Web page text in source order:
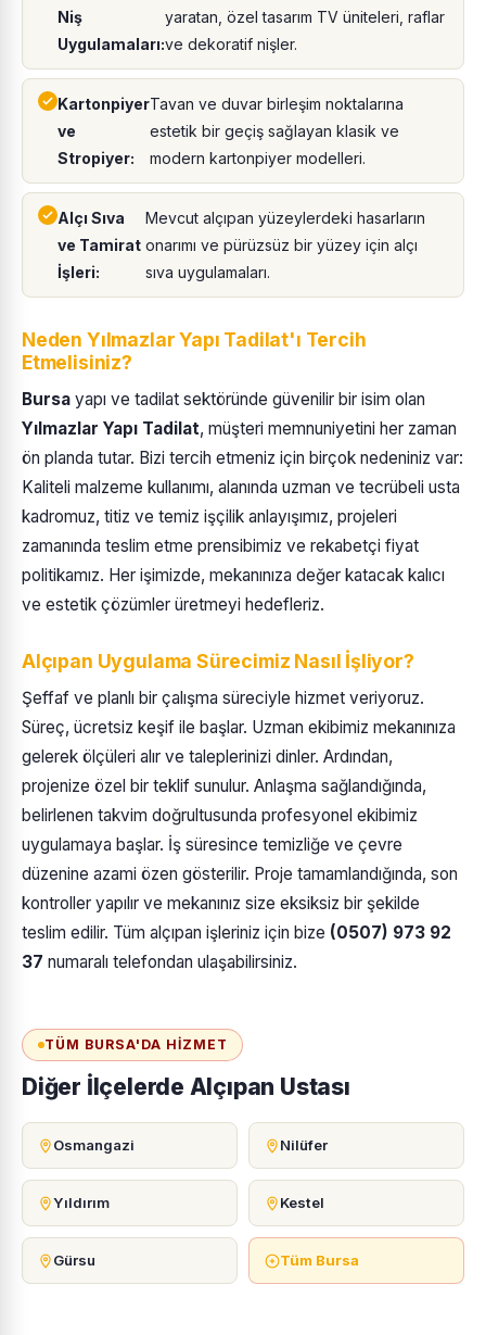
Niş
Uygulamaları:
yaratan, özel tasarım TV üniteleri, raflar
ve dekoratif nişler.
Kartonpiyer
ve
Stropiyer:
Tavan ve duvar birleşim noktalarına
estetik bir geçiş sağlayan klasik ve
modern kartonpiyer modelleri.
Alçı Sıva
ve Tamirat
İşleri:
Mevcut alçıpan yüzeylerdeki hasarların
onarımı ve pürüzsüz bir yüzey için alçı
sıva uygulamaları.
Neden Yılmazlar Yapı Tadilat'ı Tercih
Etmelisiniz?
Bursa yapı ve tadilat sektöründe güvenilir bir isim olan
Yılmazlar Yapı Tadilat, müşteri memnuniyetini her zaman
ön planda tutar. Bizi tercih etmeniz için birçok nedeniniz var:
Kaliteli malzeme kullanımı, alanında uzman ve tecrübeli usta
kadromuz, titiz ve temiz işçilik anlayışımız, projeleri
zamanında teslim etme prensibimiz ve rekabetçi fiyat
politikamız. Her işimizde, mekanınıza değer katacak kalıcı
ve estetik çözümler üretmeyi hedefleriz.
Alçıpan Uygulama Sürecimiz Nasıl İşliyor?
Şeffaf ve planlı bir çalışma süreciyle hizmet veriyoruz.
Süreç, ücretsiz keşif ile başlar. Uzman ekibimiz mekanınıza
gelerek ölçüleri alır ve taleplerinizi dinler. Ardından,
projenize özel bir teklif sunulur. Anlaşma sağlandığında,
belirlenen takvim doğrultusunda profesyonel ekibimiz
uygulamaya başlar. İş süresince temizliğe ve çevre
düzenine azami özen gösterilir. Proje tamamlandığında, son
kontroller yapılır ve mekanınız size eksiksiz bir şekilde
teslim edilir. Tüm alçıpan işleriniz için bize (0507) 973 92
37 numaralı telefondan ulaşabilirsiniz.
TÜM BURSA'DA HIZMET
Diğer İlçelerde Alçıpan Ustası
Osmangazi Nilüfer
Yıldırım Kestel
Gürsu Tüm Bursa